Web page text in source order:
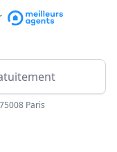
Paris